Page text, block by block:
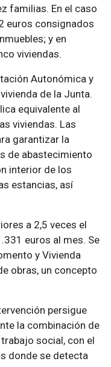
familias. En el caso
euros consignados
y en
viviendas.
Autonómica y
de la Junta.
equivalente al
viviendas. Las
garantizar la
de abastecimiento
interior de los
estancias, así
a 2,5 veces el
euros al mes. Se
y Vivienda
obras, un concepto
persigue
la combinación de
social, con el
donde se detecta